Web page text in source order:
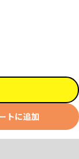
トに追加